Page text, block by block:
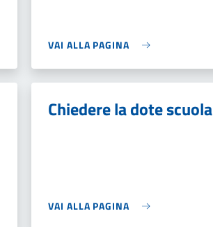
VAI ALLA PAGINA
Chiedere la dote scuola
VAI ALLA PAGINA